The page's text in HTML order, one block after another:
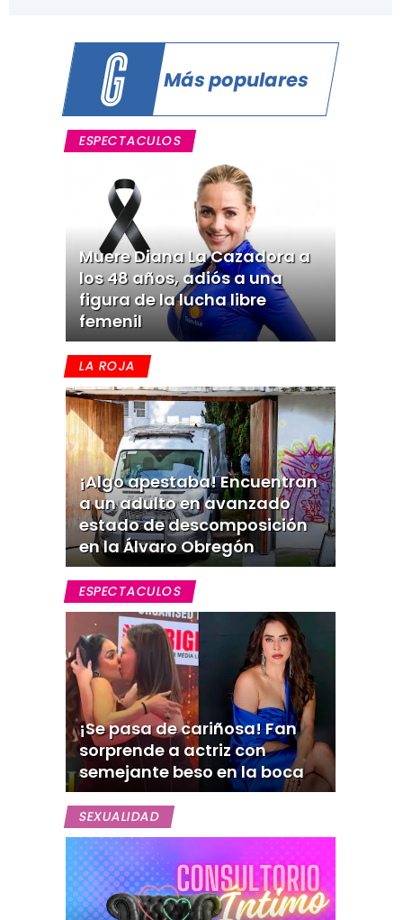
Más populares
ESPECTACULOS
Muere Diana La Cazadora a
los 48 años, adiós a una
figura de la lucha libre
femenil
LA ROJA
¡Algo apestaba! Encuentran
a un adulto en avanzado
estado de descomposición
en la Álvaro Obregón
ESPECTACULOS
¡Se pasa de cariñosa! Fan
sorprende a actriz con
semejante beso en la boca
SEXUALIDAD